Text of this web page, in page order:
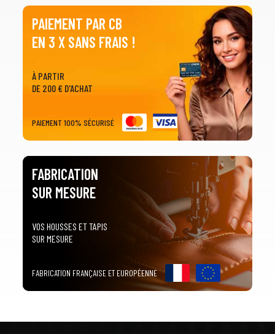
PAIEMENT PAR CB
EN 3 X SANS FRAIS !
À PARTIR
DE 200 € D'ACHAT
PAIEMENT 100% SÉCURISÉ
FABRICATION
SUR MESURE
VOS HOUSSES ET TAPIS
SUR MESURE
FABRICATION FRANÇAISE ET EUROPÉENNE